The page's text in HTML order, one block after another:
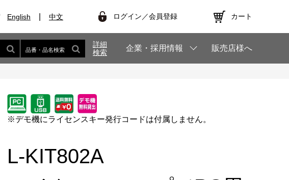
English 中文 ログイン／会員登録 カート
品番・品名検索
詳細
検索
企業・採用情報 販売店様へ
※デモ機にライセンスキー発行コードは付属しません。
L-KIT802A